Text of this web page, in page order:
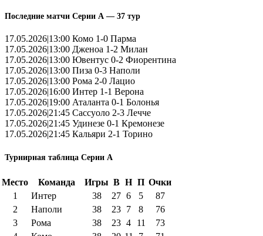
Последние матчи Серии А — 37 тур
17.05.2026|13:00 Комо 1-0 Парма
17.05.2026|13:00 Дженоа 1-2 Милан
17.05.2026|13:00 Ювентус 0-2 Фиорентина
17.05.2026|13:00 Пиза 0-3 Наполи
17.05.2026|13:00 Рома 2-0 Лацио
17.05.2026|16:00 Интер 1-1 Верона
17.05.2026|19:00 Аталанта 0-1 Болонья
17.05.2026|21:45 Сассуоло 2-3 Лечче
17.05.2026|21:45 Удинезе 0-1 Кремонезе
17.05.2026|21:45 Кальяри 2-1 Торино
Турнирная таблица Серии А
Место Команда Игры В Н П Очки
1
Интер 38 27 6 5
87
2
Наполи 38 23 7 8
76
3
Рома 38 23 4 11
73